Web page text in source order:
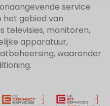
service
het gebied van
televisies, monitoren,
apparatuur,
waaronder